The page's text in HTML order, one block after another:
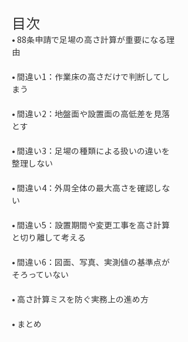
目次
• 88条申請で足場の高さ計算が重要になる理
• 間違い1：作業床の高さだけで判断してし
• 間違い2：地盤面や設置面の高低差を見落
• 間違い3：足場の種類による扱いの違いを
• 間違い4：外周全体の最大高さを確認しな
• 間違い5：設置期間や変更工事を高さ計算
• 間違い6：図面、写真、実測値の基準点が
•
• まとめ